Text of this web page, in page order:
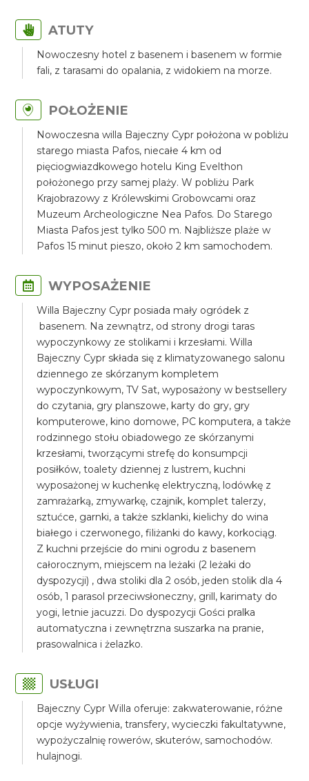
ATUTY
Nowoczesny hotel z basenem i basenem w formie
fali, z tarasami do opalania, z widokiem na morze.
POŁOŻENIE
Nowoczesna willa Bajeczny Cypr położona w pobliżu
starego miasta Pafos, niecałe 4 km od
pięciogwiazdkowego hotelu King Evelthon
położonego przy samej plaży. W pobliżu Park
Krajobrazowy z Królewskimi Grobowcami oraz
Muzeum Archeologiczne Nea Pafos. Do Starego
Miasta Pafos jest tylko 500 m. Najbliższe plaże w
Pafos 15 minut pieszo, około 2 km samochodem.
WYPOSAŻENIE
Willa Bajeczny Cypr posiada mały ogródek z
basenem. Na zewnątrz, od strony drogi taras
wypoczynkowy ze stolikami i krzesłami. Willa
Bajeczny Cypr składa się z klimatyzowanego salonu
dziennego ze skórzanym kompletem
wypoczynkowym, TV Sat, wyposażony w bestsellery
do czytania, gry planszowe, karty do gry, gry
komputerowe, kino domowe, PC komputera, a także
rodzinnego stołu obiadowego ze skórzanymi
krzesłami, tworzącymi strefę do konsumpcji
posiłków, toalety dziennej z lustrem, kuchni
wyposażonej w kuchenkę elektryczną, lodówkę z
zamrażarką, zmywarkę, czajnik, komplet talerzy,
sztućce, garnki, a także szklanki, kielichy do wina
białego i czerwonego, filiżanki do kawy, korkociąg.
Z kuchni przejście do mini ogrodu z basenem
całorocznym, miejscem na leżaki (2 leżaki do
dyspozycji) , dwa stoliki dla 2 osób, jeden stolik dla 4
osób, 1 parasol przeciwsłoneczny, grill, karimaty do
yogi, letnie jacuzzi. Do dyspozycji Gości pralka
automatyczna i zewnętrzna suszarka na pranie,
prasowalnica i żelazko.
USŁUGI
Bajeczny Cypr Willa oferuje: zakwaterowanie, różne
opcje wyżywienia, transfery, wycieczki fakultatywne,
wypożyczalnię rowerów, skuterów, samochodów.
hulajnogi.